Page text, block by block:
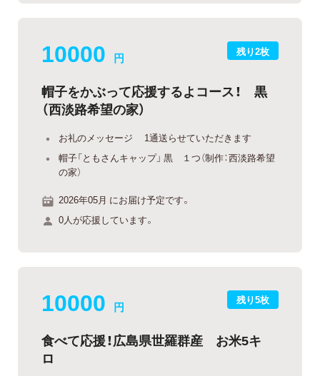
残り2枚
10000 円
帽子をかぶって応援するよコース！ 黒
（西淡路希望の家）
お礼のメッセージ 1通送らせていただきます
帽子「ともさんキャップ」 黒 １つ（制作：西淡路希望
の家）
2026年05月 にお届け予定です。
0人が応援しています。
残り5枚
10000 円
食べて応援！広島県世羅群産 お米5キ
ロ